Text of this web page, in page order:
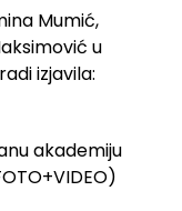
Mumić,
u
izjavila: